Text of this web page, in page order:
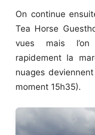
On continue
Tea Horse
vues mais
rapidement la
nuages
moment 15h35).